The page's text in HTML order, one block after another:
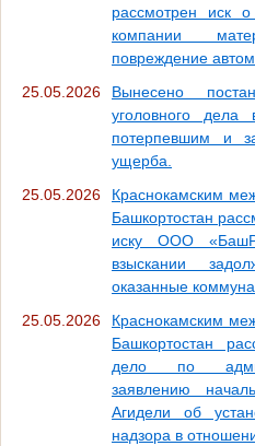
рассмотрен иск
компании
повреждение
25.05.2026
Вынесено
уголовного
потерпевшим и
ущерба.
25.05.2026
Краснокамским
Башкортостан
иску ООО
взыскании
оказанные
25.05.2026
Краснокамским
Башкортостан
дело по
заявлению
Агидели об
надзора в